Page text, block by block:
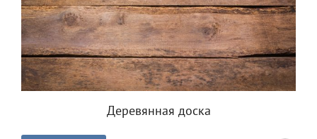
Деревянная доска